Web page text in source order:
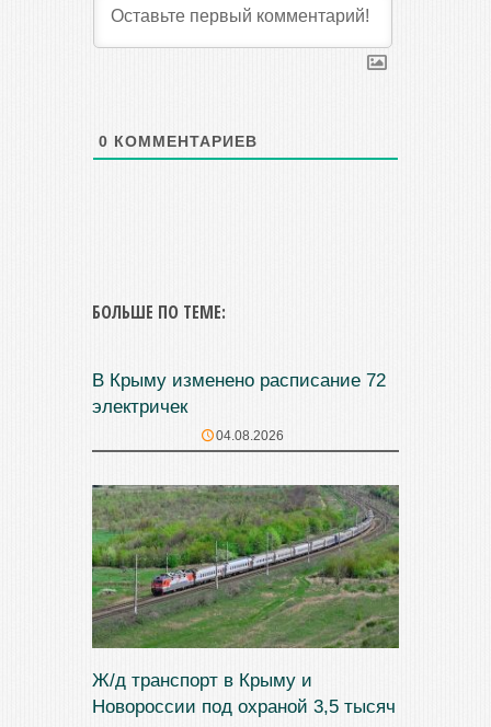
0 КОММЕНТАРИЕВ
БОЛЬШЕ ПО ТЕМЕ:
В Крыму изменено расписание 72
электричек
04.08.2026
Ж/д транспорт в Крыму и
Новороссии под охраной 3,5 тысяч